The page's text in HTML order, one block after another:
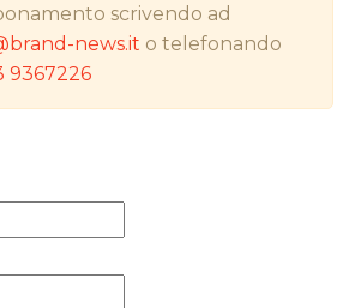
scrivendo ad
news.it o telefonando
9367226